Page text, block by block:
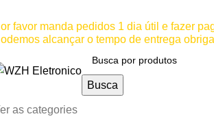
favor manda pedidos 1 dia útil e fazer
alcançar o tempo de entrega
Busca
as categories